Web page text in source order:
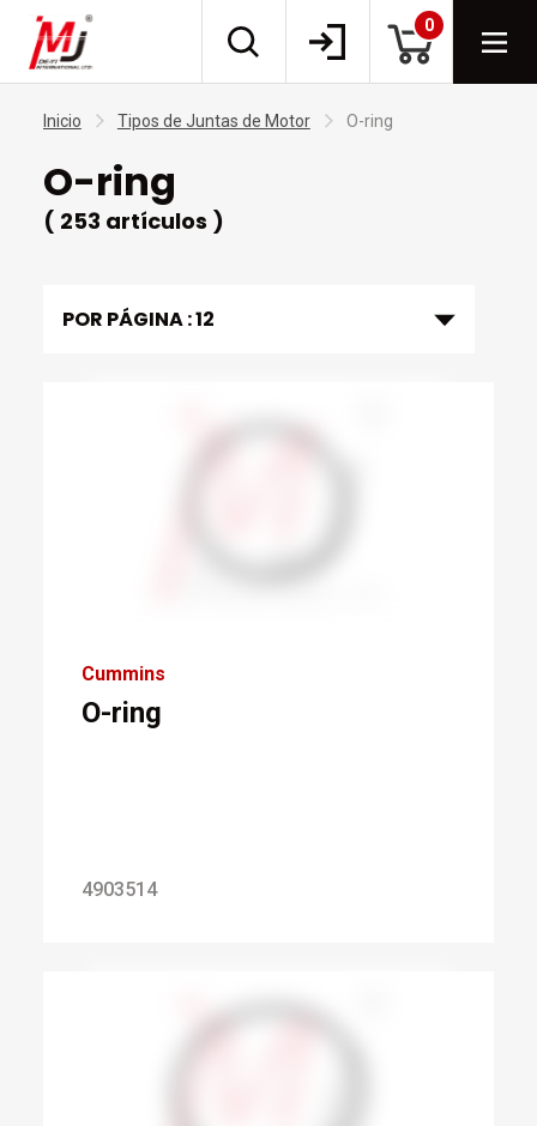
0
Inicio Tipos de Juntas de Motor O-ring
O-ring
( 253 artículos )
POR PÁGINA :12
Cummins
O-ring
4903514